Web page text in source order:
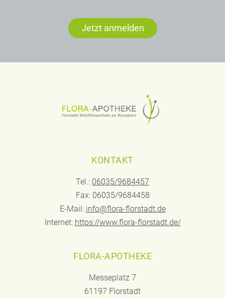
Jetzt anmelden
KONTAKT
Tel.: 06035/9684457
Fax: 06035/9684458
E-Mail: info@flora-florstadt.de
Internet: https://www.flora-florstadt.de/
FLORA-APOTHEKE
Messeplatz 7
61197 Florstadt